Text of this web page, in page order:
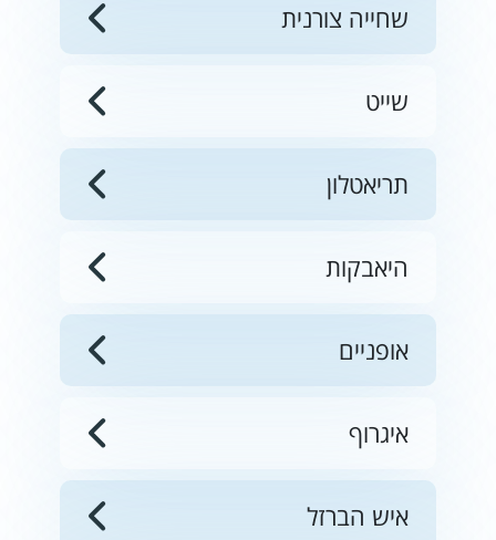
שחייה צורנית
שייט
תריאטלון
היאבקות
אופניים
איגרוף
איש הברזל